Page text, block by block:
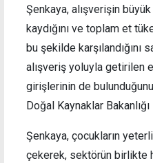
Şenkaya, alışverişin büyük
kaydığını ve toplam et
bu şekilde karşılandığını
alışveriş yoluyla getirilen
girişlerinin de
Doğal Kaynaklar
Şenkaya, çocukların
çekerek, sektörün birlikte